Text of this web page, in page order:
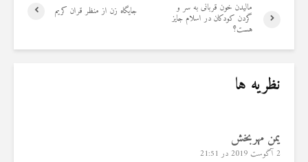
جایگاه زن از منظر قران کریم مالیدن خون قربانی به سر و
گردن كودكان در اسلام جایز
هست؟
نظریه ها
یمن مهربخش
2 آگوست 2019 در 21:51